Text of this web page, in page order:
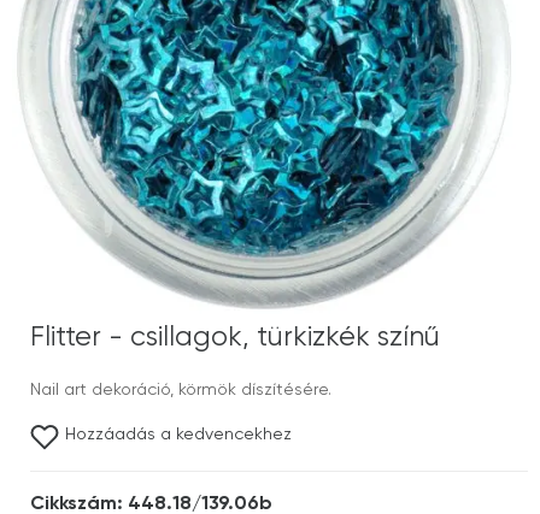
Flitter - csillagok, türkizkék színű
Nail art dekoráció, körmök díszítésére.
Hozzáadás a kedvencekhez
Cikkszám: 448.18/139.06b